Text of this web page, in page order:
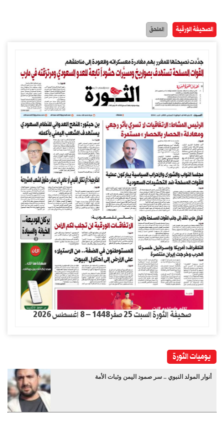
الصحيفة الورقية الملحق
صحيفة الثورة السبت 25 صفر1448 – 8 اغسطس 2026
يوميات الثورة
أنوار المولد النبوي .. سر صمود اليمن وثبات الأمة